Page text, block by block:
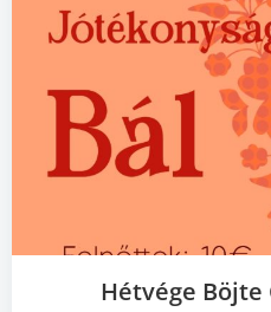
Hétvége Böjte